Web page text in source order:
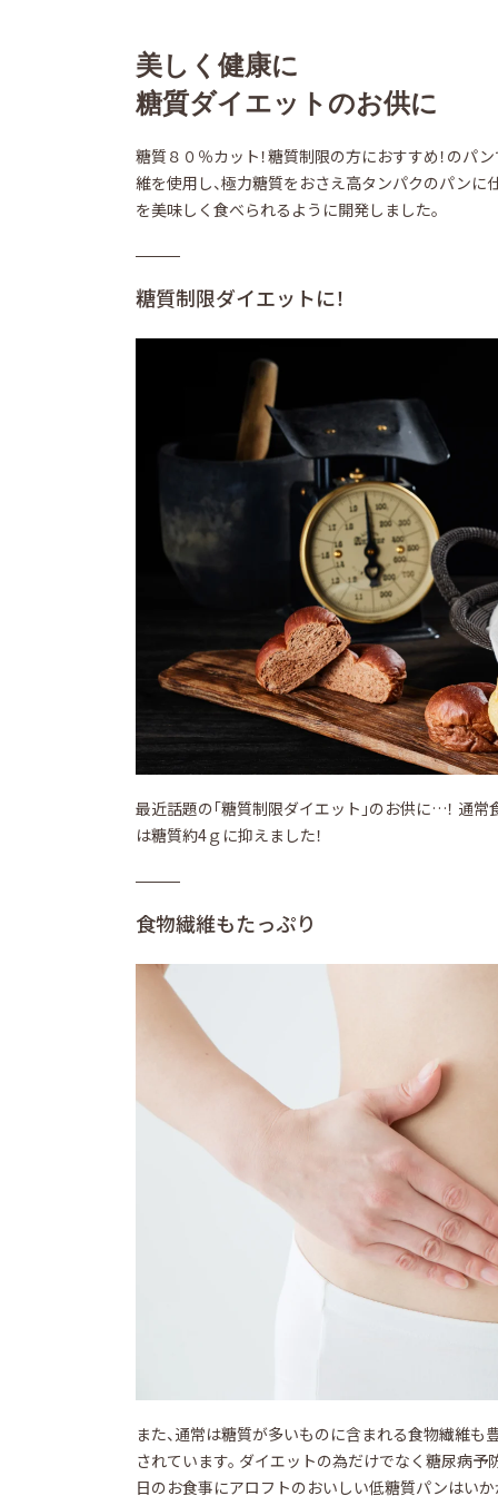
美しく健康に
糖質ダイエットのお供に
糖質８０％カット！糖質制限の方におすすめ！のパン
維を使用し、極力糖質をおさえ高タンパクのパンに
を美味しく食べられるように開発しました。
糖質制限ダイエットに！
最近話題の「糖質制限ダイエット」のお供に…！ 通
は糖質約4ｇに抑えました！
食物繊維もたっぷり
また、通常は糖質が多いものに含まれる食物繊維
されています。 ダイエットの為だけでなく糖尿病
日のお食事にアロフトのおいしい低糖質パンはい